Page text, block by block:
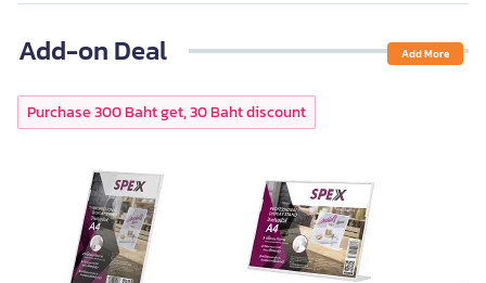
Add-on Deal Add More
Purchase 300 Baht get, 30 Baht discount